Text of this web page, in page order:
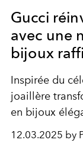
Gucci
avec une
bijoux
Inspirée du
joaillère
en bijoux
12.03.2025 by